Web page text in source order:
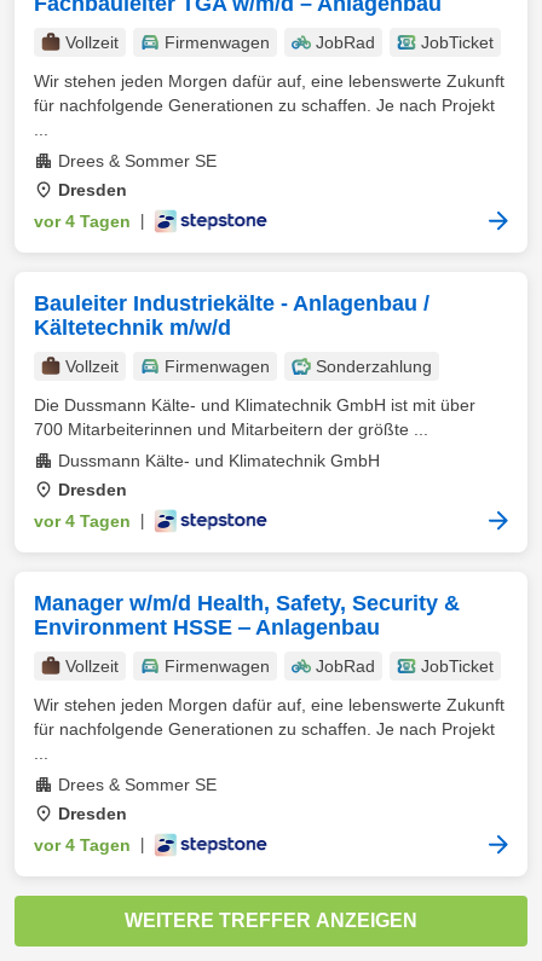
Vollzeit Firmenwagen JobRad
JobTicket
Wir stehen jeden Morgen dafür auf, eine lebenswerte Zukunft
für nachfolgende Generationen zu schaffen. Je nach Projekt
Drees & Sommer SE
Dresden
vor 4 Tagen
Bauleiter Industriekälte - Anlagenbau /
Kältetechnik m/w/d
Vollzeit Firmenwagen
Sonderzahlung
Die Dussmann Kälte- und Klimatechnik GmbH ist mit über
700 Mitarbeiterinnen und Mitarbeitern der größte ...
Dussmann Kälte- und Klimatechnik GmbH
Dresden
vor 4 Tagen
Manager w/m/d Health, Safety, Security &
Environment HSSE ‒ Anlagenbau
Vollzeit Firmenwagen JobRad
JobTicket
Wir stehen jeden Morgen dafür auf, eine lebenswerte Zukunft
für nachfolgende Generationen zu schaffen. Je nach Projekt
Drees & Sommer SE
Dresden
vor 4 Tagen
WEITERE TREFFER ANZEIGEN